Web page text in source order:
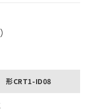
形CRT1-ID08